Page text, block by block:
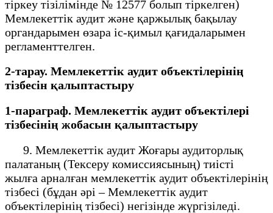
тіркеу тізілімінде № 12577 болып тіркелген)
Мемлекеттік аудит және қаржылық бақылау
органдарымен өзара іс-қимыл қағидаларымен
регламенттелген.
2-тарау. Мемлекеттік аудит объектілерінің
тізбесін қалыптастыру
1-параграф. Мемлекеттік аудит объектілері
тізбесінің жобасын қалыптастыру
9. Мемлекеттік аудит Жоғары аудиторлық
палатаның (Тексеру комиссиясының) тиісті
жылға арналған мемлекеттік аудит объектілерінің
тізбесі (бұдан әрі – Мемлекеттік аудит
объектілерінің тізбесі) негізінде жүргізіледі.